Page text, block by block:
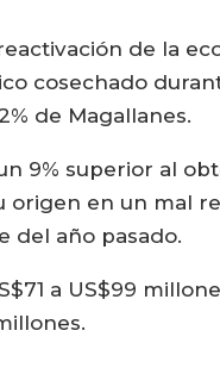
de la
cosechado
de Magallanes.
9% superior al
origen en un mal
del año pasado.
a US$99